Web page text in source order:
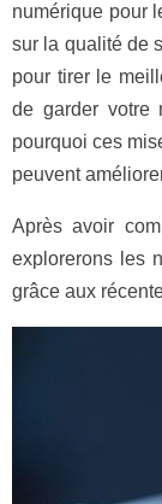
numérique pour
sur la qualité de
pour tirer le
de garder votre
pourquoi ces
peuvent
Après avoir
explorerons les
grâce aux